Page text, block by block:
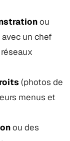
ou
un chef
(photos de
menus et
ou des